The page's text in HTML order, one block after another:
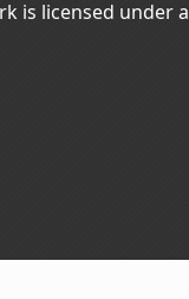
is licensed under a